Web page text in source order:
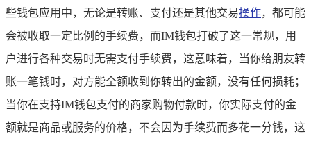
些钱包应用中，无论是转账、支付还是其他交易操作，都可能
会被收取一定比例的手续费，而IM钱包打破了这一常规，用
户进行各种交易时无需支付手续费，这意味着，当你给朋友转
账一笔钱时，对方能全额收到你转出的金额，没有任何损耗；
当你在支持IM钱包支付的商家购物付款时，你实际支付的金
额就是商品或服务的价格，不会因为手续费而多花一分钱，这